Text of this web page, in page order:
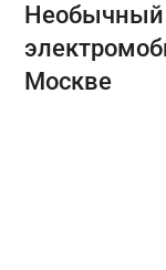
Необычный
Москве